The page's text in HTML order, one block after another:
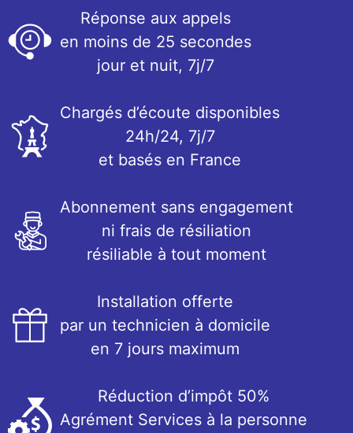
Réponse aux appels
en moins de 25 secondes
jour et nuit, 7j/7
Chargés d’écoute disponibles
24h/24, 7j/7
et basés en France
Abonnement sans engagement
ni frais de résiliation
résiliable à tout moment
Installation offerte
par un technicien à domicile
en 7 jours maximum
Réduction d’impôt 50%
Agrément Services à la personne